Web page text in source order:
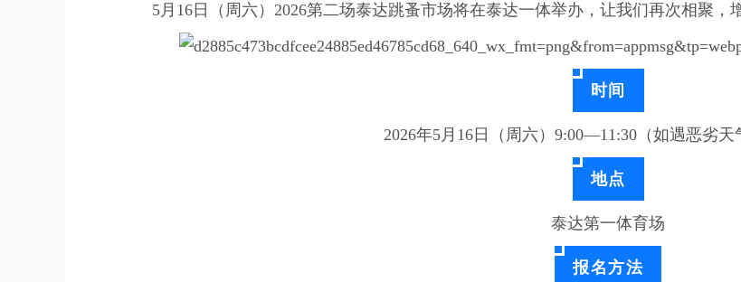
5月16日（周六）2026第二场泰达跳蚤市场将在泰达一体举办，让我们再次相聚，
时间
2026年5月16日（周六）9:00—11:30（如遇恶劣天
地点
泰达第一体育场
报名方法